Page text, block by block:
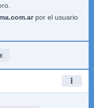
por el usuario